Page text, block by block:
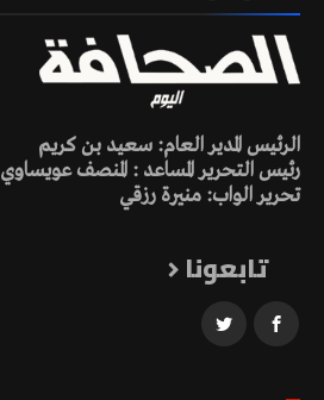
الرئيس المدير العام: سعيد بن كريم
رئيس التحرير المساعد : المنصف عويساوي
تحرير الواب: منيرة رزقي
تابعونا